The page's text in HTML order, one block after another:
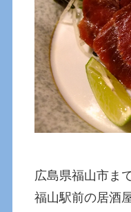
広島県福山市ま
福山駅前の居酒